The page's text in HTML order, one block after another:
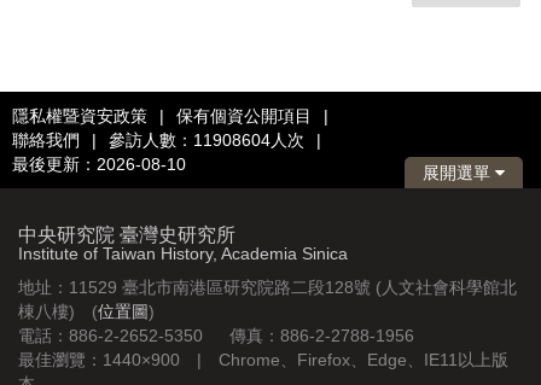
隱私權暨資安政策 | 保有個資公開項目
|
聯絡我們
| 參訪人數：11908604人次
|
最後更新：2026-08-10
展開選單
中央研究院 臺灣史研究所
Institute of Taiwan History, Academia Sinica
地址：11529 臺北市南港區研究院路二段128號 (人文社會科學館北
棟八樓) (位置圖)
電話：886-2-2652-5350 傳真：886-2-2788-1956
最佳瀏覽：1440×900 | Chrome、Firefox、Edge、IE11以上版